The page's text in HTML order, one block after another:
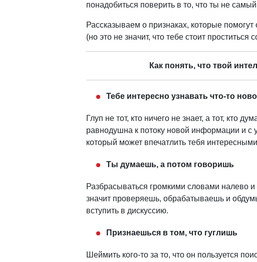
понадобиться поверить в то, что ты не
Рассказываем о признаках, которые
(но это не значит, что тебе стоит проститься
Как понять, что твой
Тебе интересно узнавать что-то
Глуп не тот, кто ничего не знает, а тот, кто
равнодушна к потоку новой информации и
который может впечатлить тебя
Ты думаешь, а потом говоришь
Разбрасываться громкими словами налево
значит проверяешь, обрабатываешь и
вступить в дискуссию.
Признаешься в том, что гуглишь
Шеймить кого-то за то, что он пользуется